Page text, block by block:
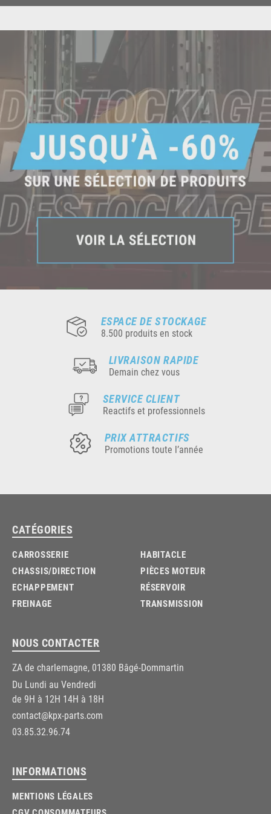
ESPACE DE STOCKAGE
8.500 produits en stock
LIVRAISON RAPIDE
Demain chez vous
SERVICE CLIENT
Reactifs et professionnels
PRIX ATTRACTIFS
Promotions toute l’année
CATÉGORIES
CARROSSERIE
CHASSIS/DIRECTION
ECHAPPEMENT
FREINAGE
HABITACLE
PIÈCES MOTEUR
RÉSERVOIR
TRANSMISSION
NOUS CONTACTER
ZA de charlemagne, 01380 Bâgé-Dommartin
Du Lundi au Vendredi
de 9H à 12H 14H à 18H
contact@kpx-parts.com
03.85.32.96.74
INFORMATIONS
MENTIONS LÉGALES